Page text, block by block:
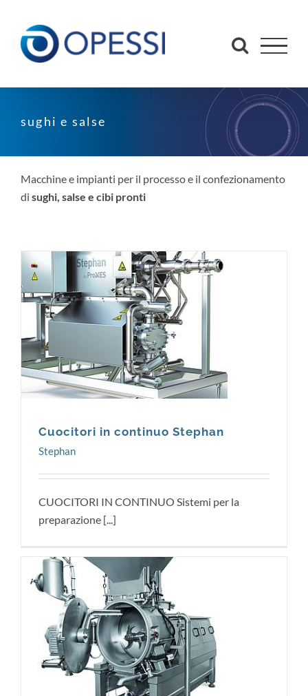
contenuto
sughi e salse
Macchine e impianti per il processo e il confezionamento
di sughi, salse e cibi pronti
Stephan
Cuocitori in continuo Stephan
Stephan
CUOCITORI IN CONTINUO Sistemi per la
preparazione [...]
Stephan